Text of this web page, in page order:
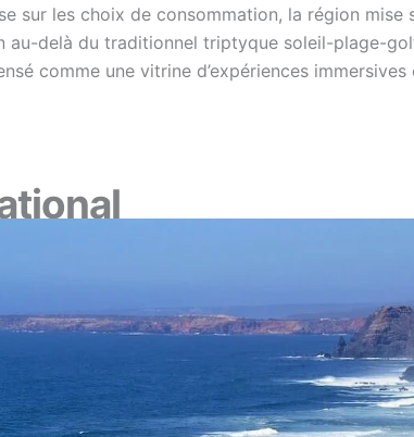
sur les choix de consommation, la région mise
delà du traditionnel triptyque soleil-plage-
comme une vitrine d’expériences immersives